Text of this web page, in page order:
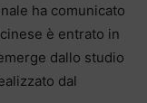
ha comunicato
è entrato in
dallo studio
dal